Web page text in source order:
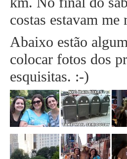
costas estavam me
Abaixo estão
colocar fotos dos
esquisitas. :-)